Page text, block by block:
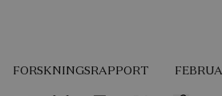
FORSKNINGSRAPPORT